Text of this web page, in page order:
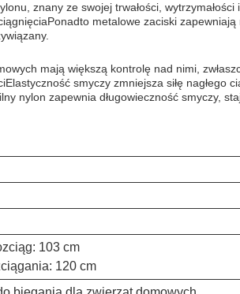
znany ze swojej trwałości,
metalowe zaciski
mają większą kontrolę nad nimi,
smyczy zmniejsza siłę
nylon zapewnia długowieczność smyczy,
103 cm
120 cm